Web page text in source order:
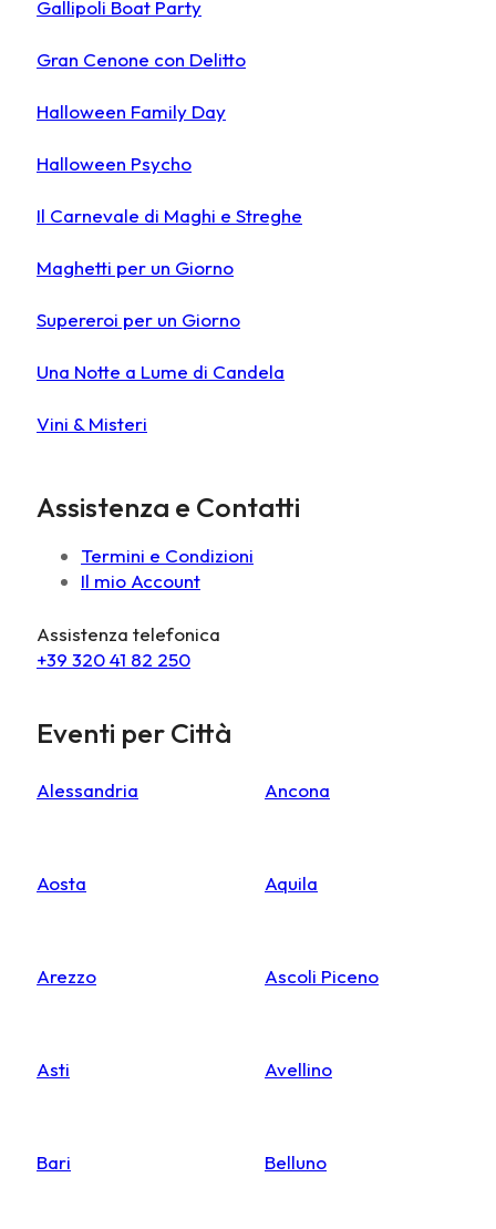
Gallipoli Boat Party
Gran Cenone con Delitto
Halloween Family Day
Halloween Psycho
Il Carnevale di Maghi e Streghe
Maghetti per un Giorno
Supereroi per un Giorno
Una Notte a Lume di Candela
Vini & Misteri
Assistenza e Contatti
Termini e Condizioni
Il mio Account
Assistenza telefonica
+39 320 41 82 250
Eventi per Città
Alessandria Ancona
Aosta Aquila
Arezzo Ascoli Piceno
Asti Avellino
Bari Belluno